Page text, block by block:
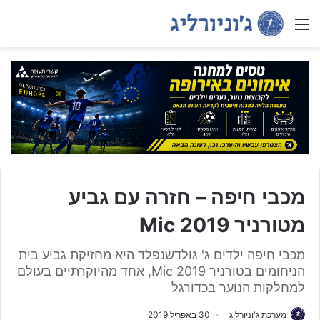
Menu
מכבי חיפה – חזרה עם גביע
מטורניר Mic 2019
מכבי חיפה ילדים ג' גולדשנפלד היא מחזיקת גביע בית
הניחומים בטורניר Mic 2019, אחד מהיוקרתיים בעולם
למחלקות הנוער בכדורגל
מערכת ג'וניורליג 30 באפריל 2019